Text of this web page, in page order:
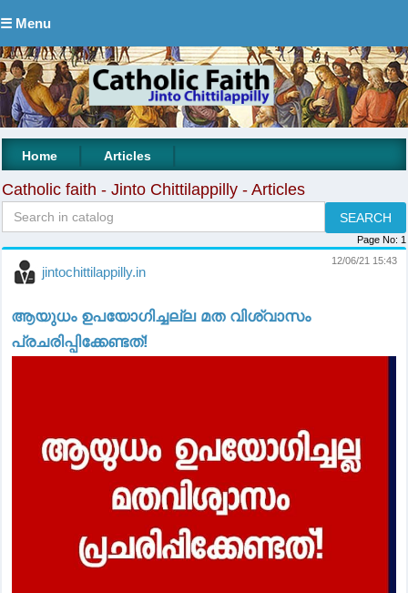
☰ Menu
Home Articles
Catholic faith - Jinto Chittilappilly - Articles
Page No: 1
jintochittilappilly.in
12/06/21 15:43
ആയുധം ഉപയോഗിച്ചല്ല മത വിശ്വാസം
പ്രചരിപ്പിക്കേണ്ടത്!